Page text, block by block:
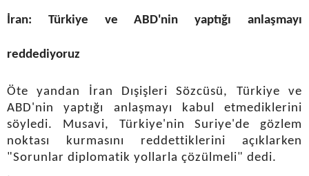
İran: Türkiye ve ABD'nin yaptığı anlaşmayı
reddediyoruz
Öte yandan İran Dışişleri Sözcüsü, Türkiye ve
ABD'nin yaptığı anlaşmayı kabul etmediklerini
söyledi. Musavi, Türkiye'nin Suriye'de gözlem
noktası kurmasını reddettiklerini açıklarken
"Sorunlar diplomatik yollarla çözülmeli" dedi.